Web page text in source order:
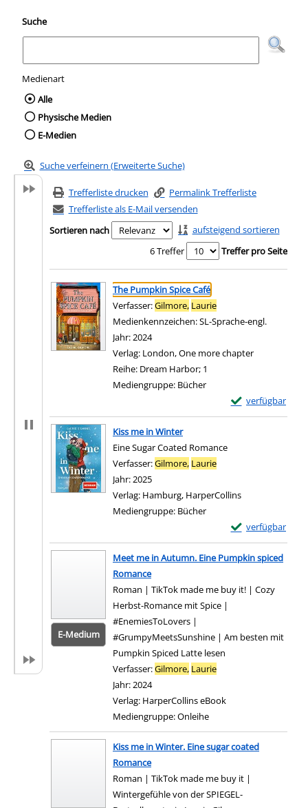
Suche
Medienart
Wählen Sie die Medienart nach der Sie
Alle
Physische Medien
E-Medien
Suche verfeinern (Erweiterte Suche)
Trefferliste drucken
Permalink Trefferliste
Trefferliste als E-Mail versenden
Sortieren nach
aufsteigend sortieren
6 Treffer
Treffer pro Seite
Suchergebnis
Zu den Suchfiltern springen
The Pumpkin Spice Café
Verfasser:Gilmore, Laurie
Medienkennzeichen:SL-Sprache-engl.
Jahr:2024
Verlag: London, One more chapter
Reihe: Dream Harbor; 1
Mediengruppe: Bücher
verfügbar
Exemplar-Details
Zum Download
Kiss me in Winter
Eine Sugar Coated Romance
Verfasser:Gilmore, Laurie
Jahr:2025
Verlag: Hamburg, HarperCollins
Mediengruppe: Bücher
verfügbar
Exemplar-Details
Zum Download
E-Medium
Meet me in Autumn. Eine Pumpkin spiced
Romance
Roman | TikTok made me buy it! | Cozy
Herbst-Romance mit Spice |
#EnemiesToLovers |
#GrumpyMeetsSunshine | Am besten mit
Pumpkin Spiced Latte lesen
Verfasser:Gilmore, Laurie
Jahr:2024
Verlag: HarperCollins eBook
Mediengruppe:Onleihe
Zum
Kiss me in Winter. Eine sugar coated
Romance
Roman | TikTok made me buy it |
Wintergefühle von der SPIEGEL-